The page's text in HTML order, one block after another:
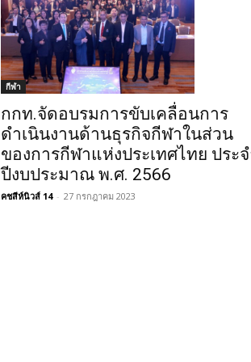
กีฬา
กกท.จัดอบรมการขับเคลื่อนการ
ดำเนินงานด้านธุรกิจกีฬาในส่วน
ของการกีฬาแห่งประเทศไทย ประ
ปีงบประมาณ พ.ศ. 2566
คชสีห์นิวส์ 14 - 27 กรกฎาคม 2023